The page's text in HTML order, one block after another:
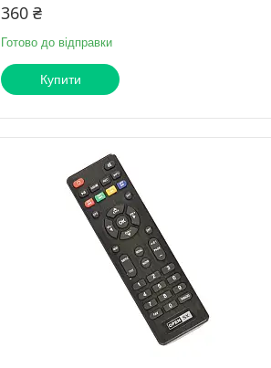
360 ₴
Готово до відправки
Купити